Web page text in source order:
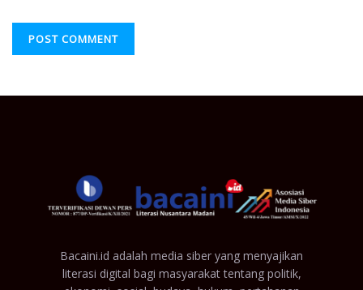
Bacaini.id adalah media siber yang menyajikan
literasi digital bagi masyarakat tentang politik,